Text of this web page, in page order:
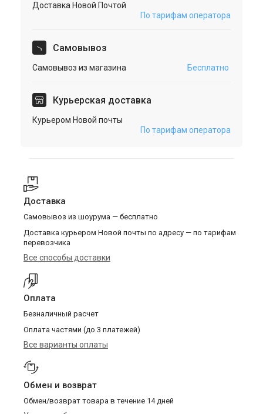
Доставка Новой Почтой
По тарифам оператора
Cамовывоз
Самовывоз из магазина Бесплатно
Курьерская доставка
Курьером Новой почты
По тарифам оператора
Доставка
Самовывоз из шоурума — бесплатно
Доставка курьером Новой почты по адресу — по тарифам
перевозчика
Все способы доставки
Оплата
Безналичный расчет
Оплата частями (до 3 платежей)
Все варианты оплаты
Обмен и возврат
Обмен/возврат товара в течение 14 дней